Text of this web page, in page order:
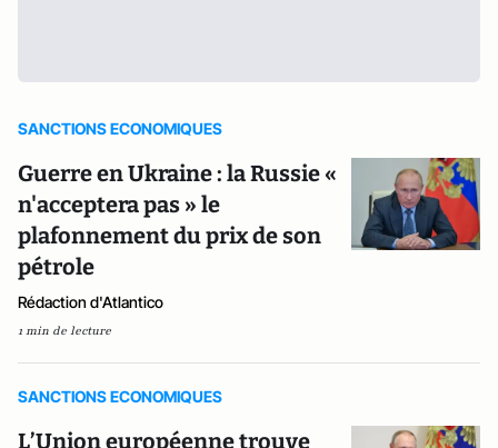
SANCTIONS ECONOMIQUES
Guerre en Ukraine : la Russie «
n'acceptera pas » le
plafonnement du prix de son
pétrole
Rédaction d'Atlantico
1 min de lecture
SANCTIONS ECONOMIQUES
L’Union européenne trouve